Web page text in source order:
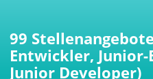
99
Entwickler,
Junior Developer)